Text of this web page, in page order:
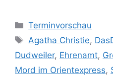
Kategorien
Terminvorschau
Schlagwörter
Agatha Christie,
Dudweiler, Ehrenamt,
Mord im Orientexpress,